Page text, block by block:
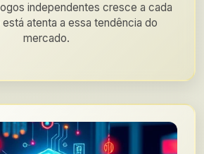
independentes cresce a cada
está atenta a essa tendência do
mercado.